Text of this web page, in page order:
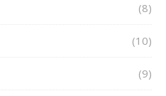
(8)
(10)
(9)